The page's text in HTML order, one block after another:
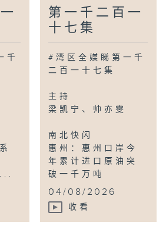
千
第一千二百一
十七集
#湾区全媒睇第一千
二百一十七集
主持
梁凯宁、帅亦雯
南北快闪
惠州：惠州口岸今
年累计进口原油突
破一千万吨
...
04/08/2026
收看